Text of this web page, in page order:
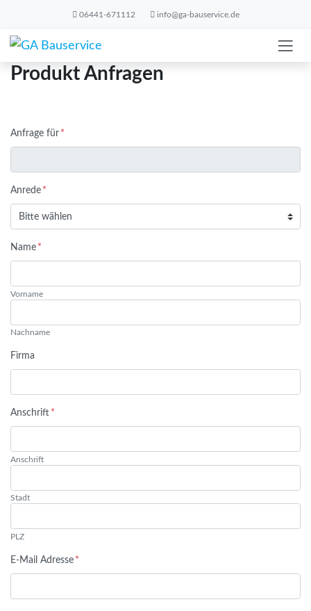
06441-671112 info@ga-bauservice.de
Produkt Anfragen
Anfrage für *
Anrede *
Name *
Vorname
Nachname
Firma
Anschrift *
Anschrift
Stadt
PLZ
E-Mail Adresse *